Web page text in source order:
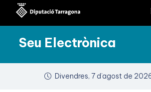
Seu Electrònica
Divendres, 7 d’agost de